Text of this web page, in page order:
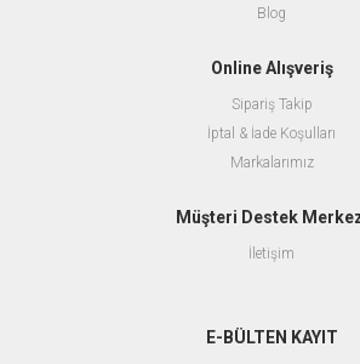
Blog
Online Alışveriş
Sipariş Takip
İptal & İade Koşulları
Markalarımız
Müşteri Destek
İletişim
E-BÜLTEN KAYIT